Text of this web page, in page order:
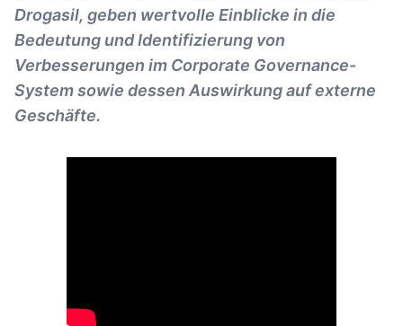
Drogasil, geben wertvolle Einblicke in die
Bedeutung und Identifizierung von
Verbesserungen im Corporate Governance-
System sowie dessen Auswirkung auf externe
Geschäfte.